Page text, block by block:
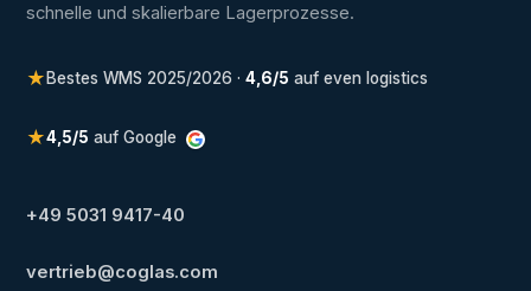
schnelle und skalierbare Lagerprozesse.
★Bestes WMS 2025/2026 ·4,6/5 auf even logistics
★4,5/5 auf Google
+49 5031 9417-40
vertrieb@coglas.com